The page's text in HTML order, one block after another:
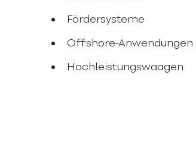
Fördersysteme
Offshore-Anwendungen
Hochleistungswaagen